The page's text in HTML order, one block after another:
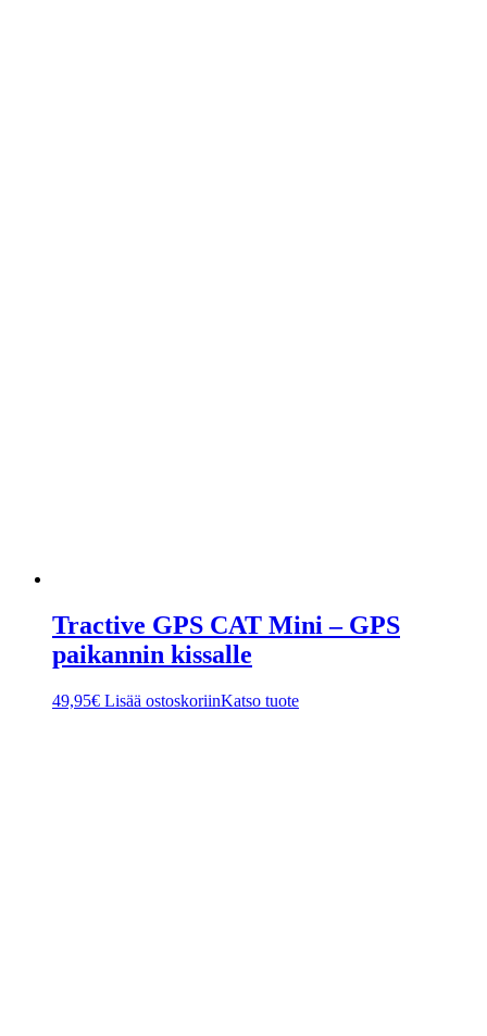
Tractive GPS CAT Mini – GPS
paikannin kissalle
49,95€ Lisää ostoskoriinKatso tuote